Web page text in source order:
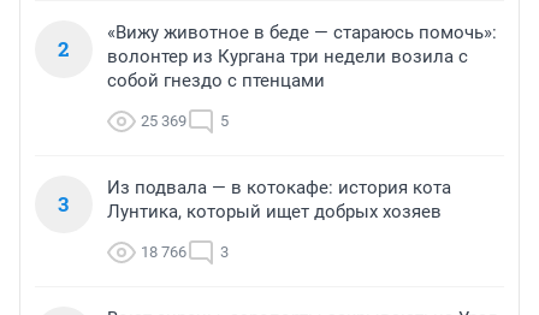
2
«Вижу животное в беде — стараюсь помочь»:
волонтер из Кургана три недели возила с
собой гнездо с птенцами
25 369 5
3
Из подвала — в котокафе: история кота
Лунтика, который ищет добрых хозяев
18 766 3